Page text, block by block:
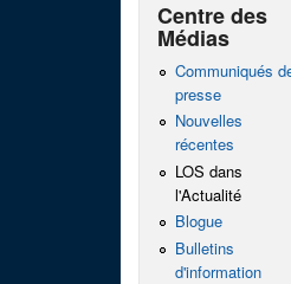
Centre des
Médias
Communiqués
presse
Nouvelles
récentes
LOS dans
l'Actualité
Blogue
Bulletins
d'information